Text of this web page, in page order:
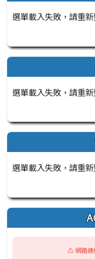
選單載入失敗，請重新
選單載入失敗，請重新
選單載入失敗，請重新
⚠️ 網路連